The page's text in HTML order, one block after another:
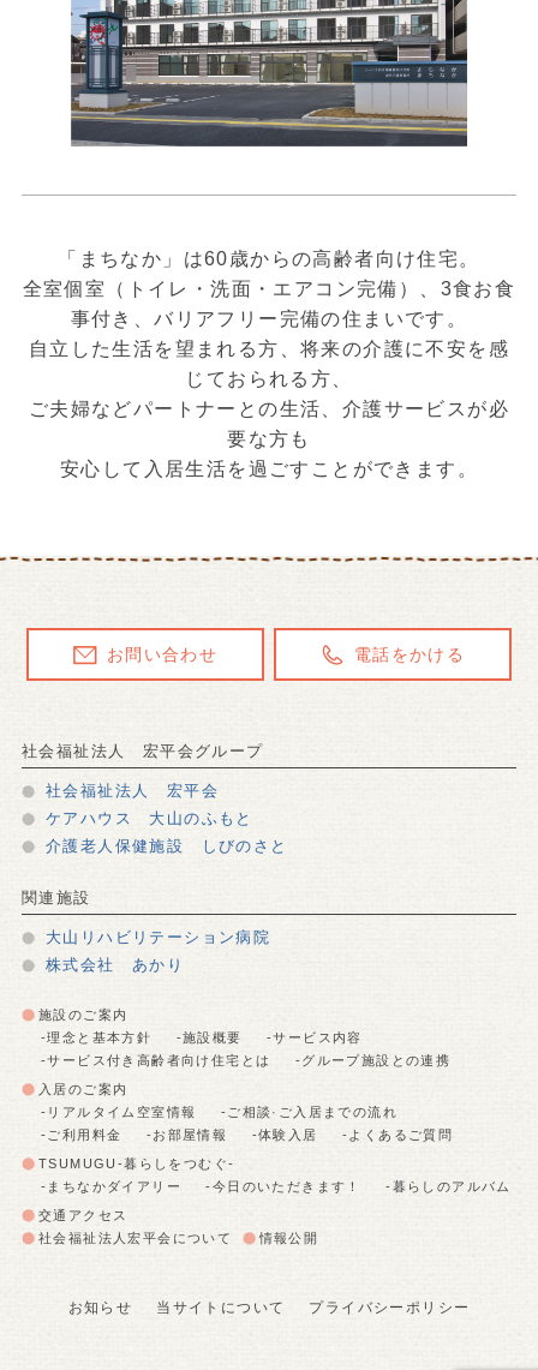
「まちなか」は60歳からの高齢者向け住宅。
全室個室（トイレ・洗面・エアコン完備）、3食お食
事付き、バリアフリー完備の住まいです。
自立した生活を望まれる方、将来の介護に不安を感
じておられる方、
ご夫婦などパートナーとの生活、介護サービスが必
要な方も
安心して入居生活を過ごすことができます。
お問い合わせ 電話をかける
社会福祉法人 宏平会グループ
社会福祉法人 宏平会
ケアハウス 大山のふもと
介護老人保健施設 しびのさと
関連施設
大山リハビリテーション病院
株式会社 あかり
施設のご案内
-理念と基本方針
-施設概要
-サービス内容
-サービス付き高齢者向け住宅とは
-グループ施設との連携
入居のご案内
-リアルタイム空室情報
-ご相談·ご入居までの流れ
-ご利用料金
-お部屋情報 -体験入居
-よくあるご質問
TSUMUGU-暮らしをつむぐ-
-まちなかダイアリー
-今日のいただきます！
-暮らしのアルバム
交通アクセス
社会福祉法人宏平会について
情報公開
お知らせ 当サイトについて プライバシーポリシー